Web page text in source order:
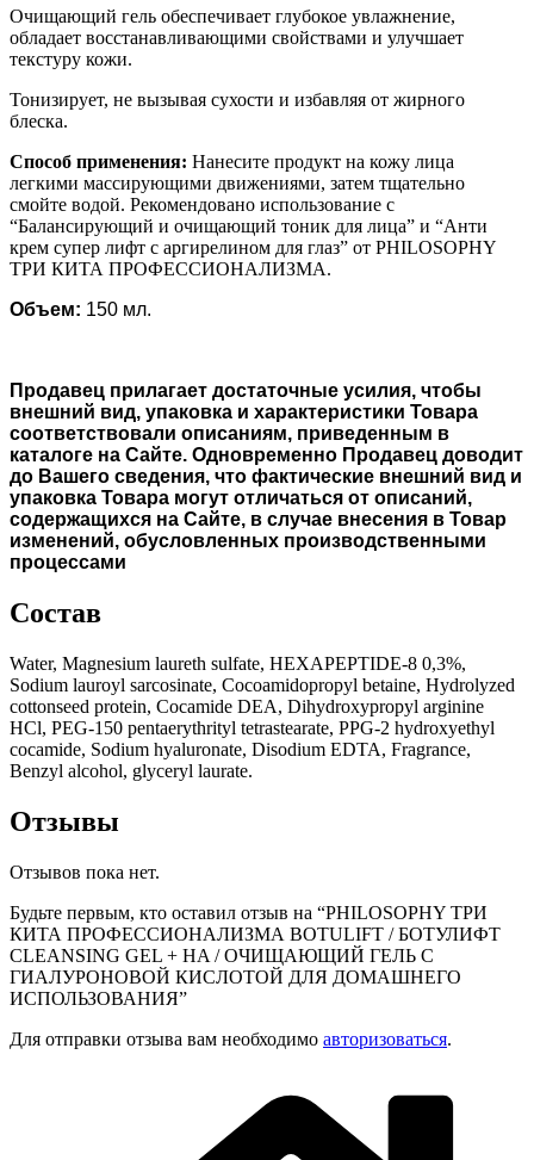
Очищающий гель обеспечивает глубокое увлажнение,
обладает восстанавливающими свойствами и улучшает
текстуру кожи.
Тонизирует, не вызывая сухости и избавляя от жирного
блеска.
Способ применения: Нанесите продукт на кожу лица
легкими массирующими движениями, затем тщательно
смойте водой. Рекомендовано использование с
“Балансирующий и очищающий тоник для лица” и “Анти
крем супер лифт с аргирелином для глаз” от PHILOSOPHY
ТРИ КИТА ПРОФЕССИОНАЛИЗМА.
Объем: 150 мл.
Продавец прилагает достаточные усилия, чтобы
внешний вид, упаковка и характеристики Товара
соответствовали описаниям, приведенным в
каталоге на Сайте. Одновременно Продавец доводит
до Вашего сведения, что фактические внешний вид и
упаковка Товара могут отличаться от описаний,
содержащихся на Сайте, в случае внесения в Товар
изменений, обусловленных производственными
процессами
Состав
Water, Magnesium laureth sulfate, HEXAPEPTIDE-8 0,3%,
Sodium lauroyl sarcosinate, Cocoamidopropyl betaine, Hydrolyzed
cottonseed protein, Cocamide DEA, Dihydroxypropyl arginine
HCl, PEG-150 pentaerythrityl tetrastearate, PPG-2 hydroxyethyl
cocamide, Sodium hyaluronate, Disodium EDTA, Fragrance,
Benzyl alcohol, glyceryl laurate.
Отзывы
Отзывов пока нет.
Будьте первым, кто оставил отзыв на “PHILOSOPHY ТРИ
КИТА ПРОФЕССИОНАЛИЗМА BOTULIFT / БОТУЛИФТ
CLEANSING GEL + HA / ОЧИЩАЮЩИЙ ГЕЛЬ С
ГИАЛУРОНОВОЙ КИСЛОТОЙ ДЛЯ ДОМАШНЕГО
ИСПОЛЬЗОВАНИЯ”
Для отправки отзыва вам необходимо авторизоваться.